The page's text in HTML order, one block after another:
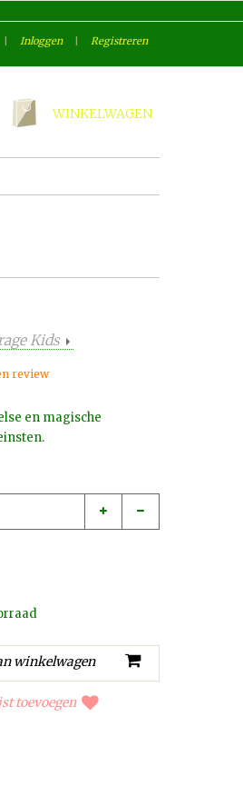
Inloggen Registreren
WINKELWAGEN
Kids
review
en magische
toevoegen